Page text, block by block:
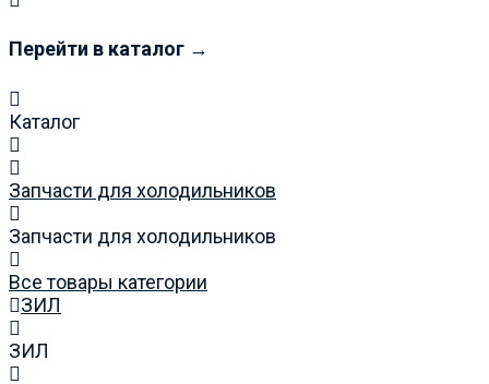
Перейти в каталог →
Каталог
Запчасти для холодильников
Запчасти для холодильников
Все товары категории
ЗИЛ
ЗИЛ